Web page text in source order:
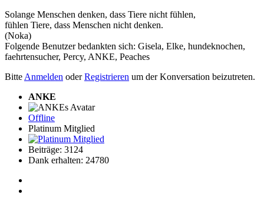
Solange Menschen denken, dass Tiere nicht fühlen,
fühlen Tiere, dass Menschen nicht denken.
(Noka)
Folgende Benutzer bedankten sich: Gisela, Elke, hundeknochen,
faehrtensucher, Percy, ANKE, Peaches
Bitte Anmelden oderRegistrieren um der Konversation beizutreten.
ANKE
Offline
Platinum Mitglied
Beiträge: 3124
Dank erhalten: 24780